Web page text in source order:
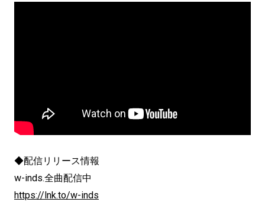
◆配信リリース情報
w-inds.全曲配信中
https://lnk.to/w-inds